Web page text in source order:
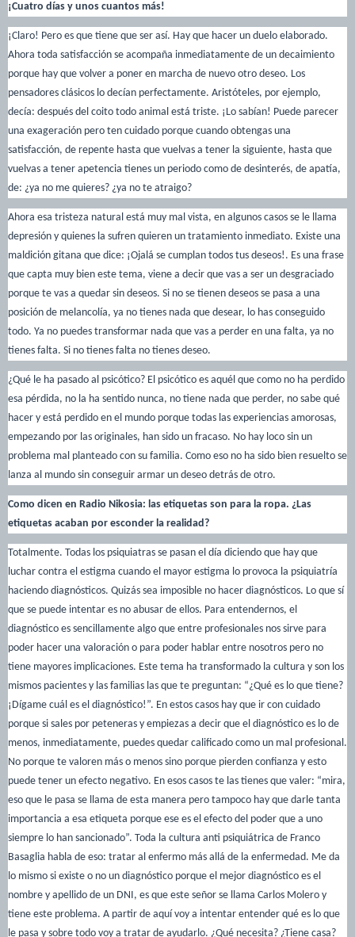
¡Cuatro días y unos cuantos más!
¡Claro! Pero es que tiene que ser así. Hay que hacer un duelo elaborado.
Ahora toda satisfacción se acompaña inmediatamente de un decaimiento
porque hay que volver a poner en marcha de nuevo otro deseo. Los
pensadores clásicos lo decían perfectamente. Aristóteles, por ejemplo,
decía: después del coito todo animal está triste. ¡Lo sabían! Puede parecer
una exageración pero ten cuidado porque cuando obtengas una
satisfacción, de repente hasta que vuelvas a tener la siguiente, hasta que
vuelvas a tener apetencia tienes un periodo como de desinterés, de apatía,
de: ¿ya no me quieres? ¿ya no te atraigo?
Ahora esa tristeza natural está muy mal vista, en algunos casos se le llama
depresión y quienes la sufren quieren un tratamiento inmediato. Existe una
maldición gitana que dice: ¡Ojalá se cumplan todos tus deseos!. Es una frase
que capta muy bien este tema, viene a decir que vas a ser un desgraciado
porque te vas a quedar sin deseos. Si no se tienen deseos se pasa a una
posición de melancolía, ya no tienes nada que desear, lo has conseguido
todo. Ya no puedes transformar nada que vas a perder en una falta, ya no
tienes falta. Si no tienes falta no tienes deseo.
¿Qué le ha pasado al psicótico? El psicótico es aquél que como no ha perdido
esa pérdida, no la ha sentido nunca, no tiene nada que perder, no sabe qué
hacer y está perdido en el mundo porque todas las experiencias amorosas,
empezando por las originales, han sido un fracaso. No hay loco sin un
problema mal planteado con su familia. Como eso no ha sido bien resuelto se
lanza al mundo sin conseguir armar un deseo detrás de otro.
Como dicen en Radio Nikosia: las etiquetas son para la ropa. ¿Las
etiquetas acaban por esconder la realidad?
Totalmente. Todas los psiquiatras se pasan el día diciendo que hay que
luchar contra el estigma cuando el mayor estigma lo provoca la psiquiatría
haciendo diagnósticos. Quizás sea imposible no hacer diagnósticos. Lo que sí
que se puede intentar es no abusar de ellos. Para entendernos, el
diagnóstico es sencillamente algo que entre profesionales nos sirve para
poder hacer una valoración o para poder hablar entre nosotros pero no
tiene mayores implicaciones. Este tema ha transformado la cultura y son los
mismos pacientes y las familias las que te preguntan: “¿Qué es lo que tiene?
¡Dígame cuál es el diagnóstico!”. En estos casos hay que ir con cuidado
porque si sales por peteneras y empiezas a decir que el diagnóstico es lo de
menos, inmediatamente, puedes quedar calificado como un mal profesional.
No porque te valoren más o menos sino porque pierden confianza y esto
puede tener un efecto negativo. En esos casos te las tienes que valer: “mira,
eso que le pasa se llama de esta manera pero tampoco hay que darle tanta
importancia a esa etiqueta porque ese es el efecto del poder que a uno
siempre lo han sancionado”. Toda la cultura anti psiquiátrica de Franco
Basaglia habla de eso: tratar al enfermo más allá de la enfermedad. Me da
lo mismo si existe o no un diagnóstico porque el mejor diagnóstico es el
nombre y apellido de un DNI, es que este señor se llama Carlos Molero y
tiene este problema. A partir de aquí voy a intentar entender qué es lo que
le pasa y sobre todo voy a tratar de ayudarlo. ¿Qué necesita? ¿Tiene casa?